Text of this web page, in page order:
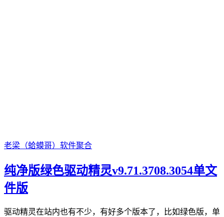
老梁（蛤蟆哥） 软件聚合
纯净版绿色驱动精灵v9.71.3708.3054单文
件版
驱动精灵在站内也有不少，有好多个版本了，比如绿色版，单